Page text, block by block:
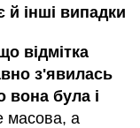
й інші випадки
відмітка
з'явилась
вона була і
масова, а